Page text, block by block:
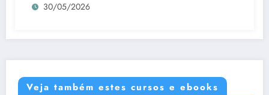
30/05/2026
Veja também estes cursos e ebooks